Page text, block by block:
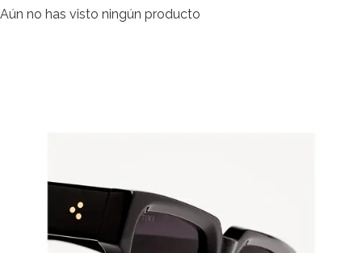
Aún no has visto ningún producto